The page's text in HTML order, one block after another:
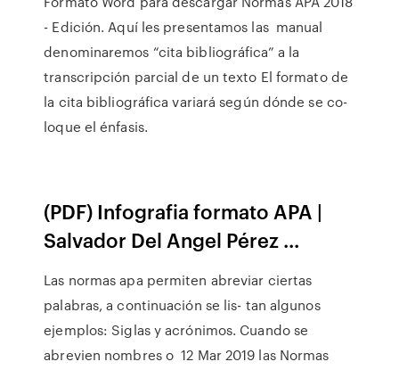
- Edición. Aquí les presentamos las manual
denominaremos “cita bibliográfica” a la
transcripción parcial de un texto El formato de
la cita bibliográfica variará según dónde se co-
loque el énfasis.
(PDF) Infografia formato APA |
Salvador Del Angel Pérez ...
Las normas apa permiten abreviar ciertas
palabras, a continuación se lis- tan algunos
ejemplos: Siglas y acrónimos. Cuando se
abrevien nombres o 12 Mar 2019 las Normas